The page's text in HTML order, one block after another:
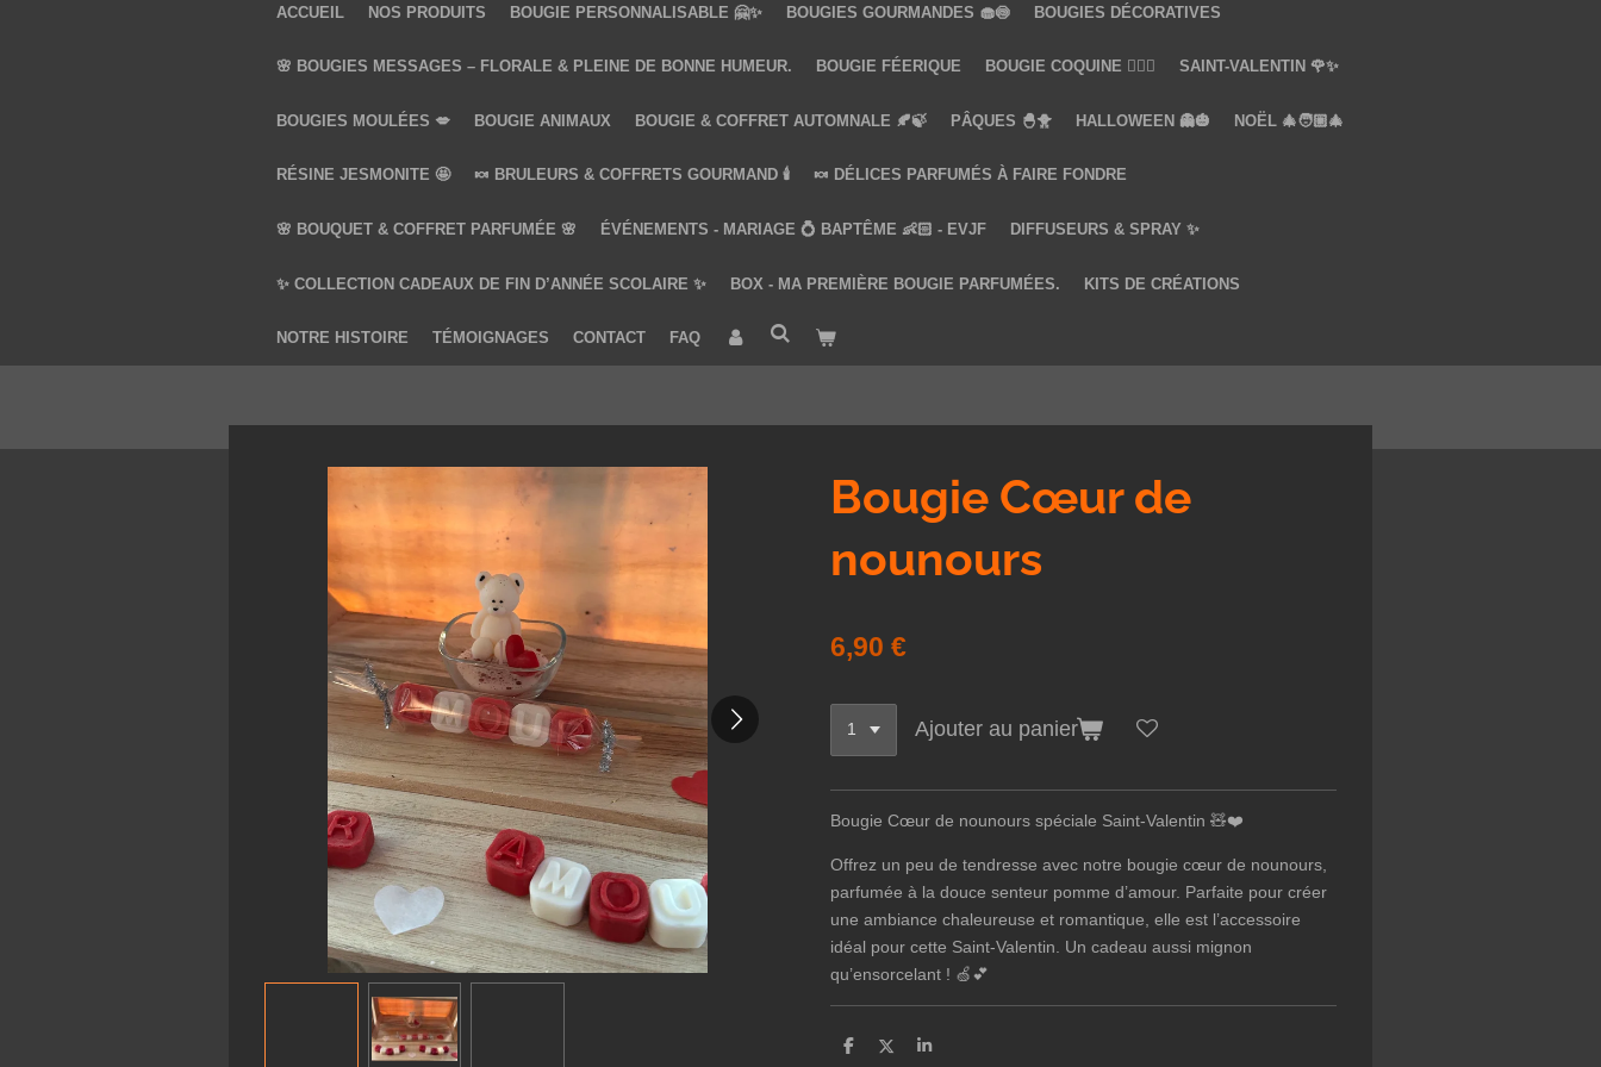
ACCUEIL NOS PRODUITS BOUGIE PERSONNALISABLE 🤗✨ BOUGIES GOURMANDES 🧁🍥 BOUGIES DÉCORATIVES
🌸 BOUGIES MESSAGES – FLORALE & PLEINE DE BONNE HUMEUR. BOUGIE FÉERIQUE BOUGIE COQUINE ❤️‍🔥🔞 SAINT-VALENTIN 🌹✨
BOUGIES MOULÉES 💋 BOUGIE ANIMAUX BOUGIE & COFFRET AUTOMNALE 🍂🍃 PÂQUES 🐣🐥 HALLOWEEN 👻🎃 NOËL 🎄🧑🏼‍🎄
RÉSINE JESMONITE 🤩 🍬 BRULEURS & COFFRETS GOURMAND 🕯️ 🍬 DÉLICES PARFUMÉS À FAIRE FONDRE
🌸 BOUQUET & COFFRET PARFUMÉE 🌸 ÉVÉNEMENTS - MARIAGE 💍 BAPTÊME 👶🏻 - EVJF DIFFUSEURS & SPRAY ✨
✨ COLLECTION CADEAUX DE FIN D’ANNÉE SCOLAIRE ✨ BOX - MA PREMIÈRE BOUGIE PARFUMÉES. KITS DE CRÉATIONS
NOTRE HISTOIRE TÉMOIGNAGES CONTACT FAQ
Bougie Cœur de
nounours
6,90 €
Ajouter au panier
Bougie Cœur de nounours spéciale Saint-Valentin 🧸❤️
Offrez un peu de tendresse avec notre bougie cœur de nounours,
parfumée à la douce senteur pomme d’amour. Parfaite pour créer
une ambiance chaleureuse et romantique, elle est l’accessoire
idéal pour cette Saint-Valentin. Un cadeau aussi mignon
qu’ensorcelant ! 🍏💕
P
P
P